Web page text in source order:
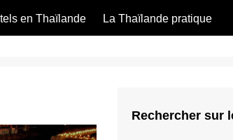
en Thaïlande La Thaïlande pratique
Rechercher sur